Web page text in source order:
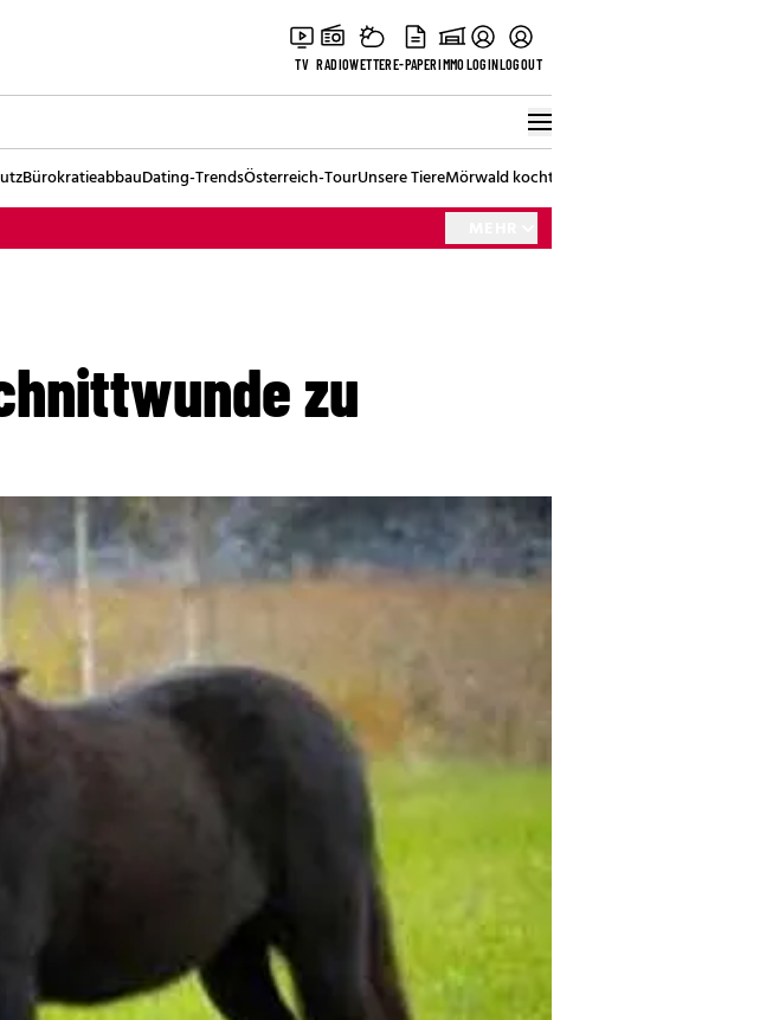
TV RADIOWETTERE-PAPERIMMOLOGINLOGOUT
BürokratieabbauDating-TrendsÖsterreich-TourUnsere TiereMörwald kocht
zu